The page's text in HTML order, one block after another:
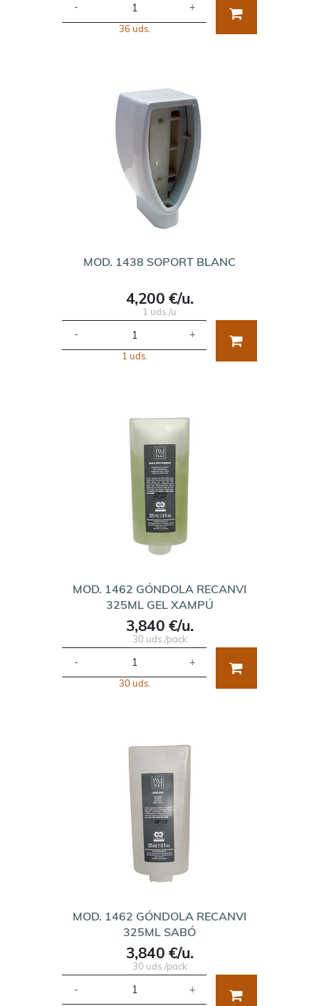
- +
36 uds.
MOD. 1438 SOPORT BLANC
4,200 €/u.
1 uds./u
- +
1 uds.
MOD. 1462 GÓNDOLA RECANVI
325ML GEL XAMPÚ
3,840 €/u.
30 uds./pack
- +
30 uds.
MOD. 1462 GÓNDOLA RECANVI
325ML SABÓ
3,840 €/u.
30 uds./pack
- +